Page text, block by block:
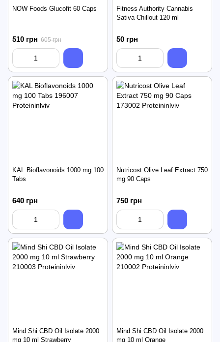
NOW Foods Glucofit 60 Caps
510 грн 605 грн
Fitness Authority Cannabis
Sativa Chillout 120 ml
50 грн
KAL Bioflavonoids 1000 mg 100
Tabs
640 грн
Nutricost Olive Leaf Extract 750
mg 90 Caps
750 грн
Mind Shi CBD Oil Isolate 2000
mg 10 ml Strawberry
Mind Shi CBD Oil Isolate 2000
mg 10 ml Orange